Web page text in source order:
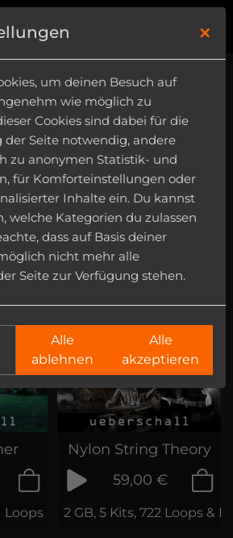
Latin
Category
Instrument
Loops & Phrases
Nylon String Theory
59,00 €
2 GB, 5 Kits, 722 Loops &
×
um deinen Besuch auf
wie möglich zu
Cookies sind dabei für die
Seite notwendig, andere
zu anonymen Statistik- und
für Komforteinstellungen oder
Inhalte ein. Du kannst
welche Kategorien du zulassen
dass auf Basis deiner
nicht mehr alle
Seite zur Verfügung stehen.
Alle
ablehnen
Alle
akzeptieren